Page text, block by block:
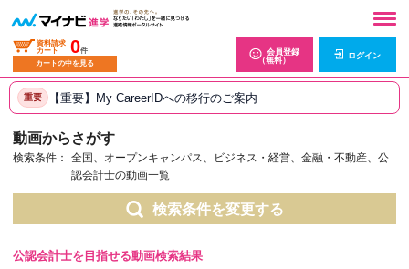
資料請求
カート
0件
カートの中を見る
会員登録
（無料）
ログイン
重要 【重要】My CareerIDへの移行のご案内
動画からさがす
検索条件：
全国、オープンキャンパス、ビジネス・経営、金融・不動産、公
認会計士の動画一覧
検索条件を変更する
公認会計士を目指せる動画検索結果